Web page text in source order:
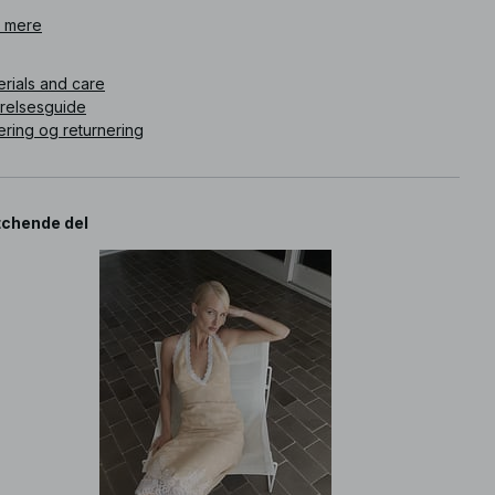
and care
og returnering
del